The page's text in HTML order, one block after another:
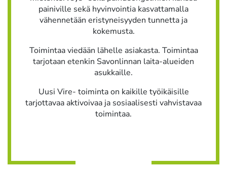
painiville sekä hyvinvointia kasvattamalla
vähennetään eristyneisyyden tunnetta ja
kokemusta.
Toimintaa viedään lähelle asiakasta. Toimintaa
tarjotaan etenkin Savonlinnan laita-alueiden
asukkaille.
Uusi Vire- toiminta on kaikille työikäisille
tarjottavaa aktivoivaa ja sosiaalisesti vahvistavaa
toimintaa.